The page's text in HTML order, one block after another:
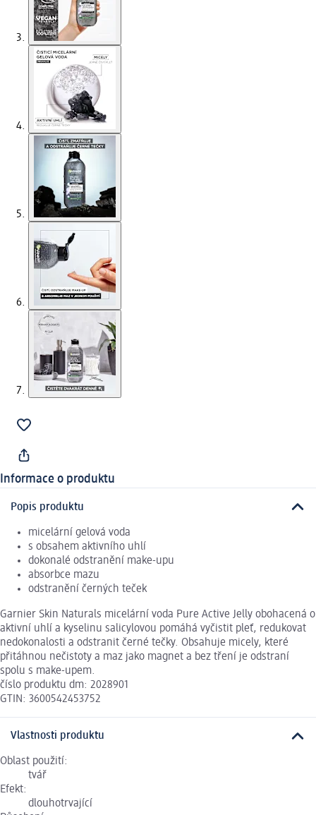
Informace o produktu
Popis produktu
micelární gelová voda
s obsahem aktivního uhlí
dokonalé odstranění make-upu
absorbce mazu
odstranění černých teček
Garnier Skin Naturals micelární voda Pure Active Jelly obohacená o
aktivní uhlí a kyselinu salicylovou pomáhá vyčistit pleť, redukovat
nedokonalosti a odstranit černé tečky. Obsahuje micely, které
přitáhnou nečistoty a maz jako magnet a bez tření je odstraní
spolu s make-upem.
číslo produktu dm: 2028901
GTIN: 3600542453752
Vlastnosti produktu
Oblast použití:
tvář
Efekt:
dlouhotrvající